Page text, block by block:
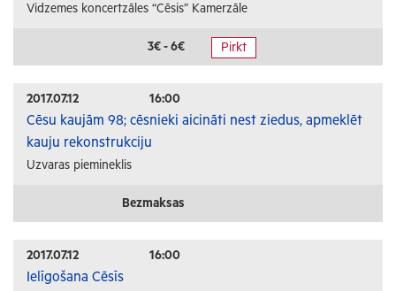
Kino
Citi pasākumi
Sports
Florbols
Slēpošana
Izglītība
Vidzemes koncertzāles “Cēsis” Kamerzāle
3€ - 6€ Pirkt
2017.07.12 16:00
Cēsu kaujām 98; cēsnieki aicināti nest ziedus, apmeklēt
kauju rekonstrukciju
Uzvaras piemineklis
Bezmaksas
2017.07.12 16:00
Ielīgošana Cēsīs